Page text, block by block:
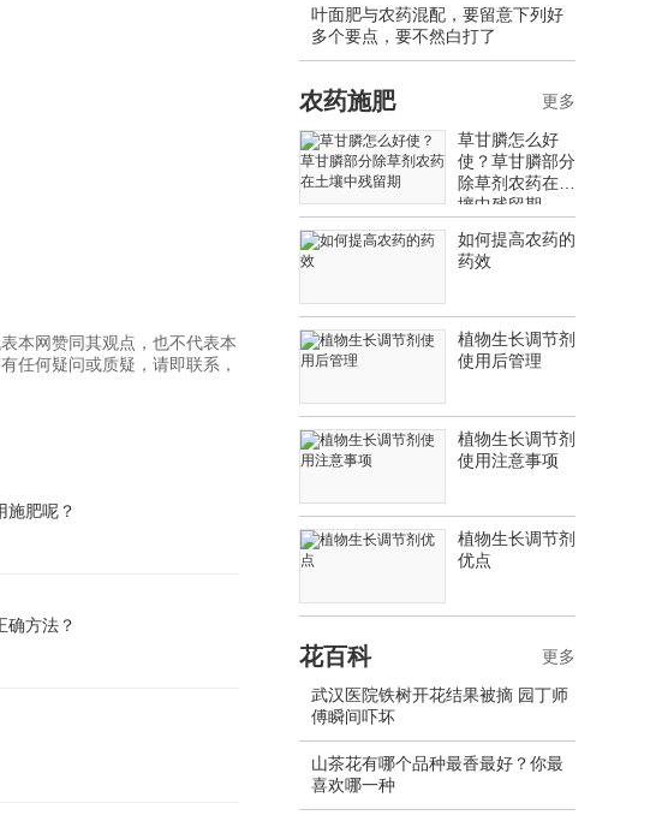
本网赞同其观点，也不代表本
任何疑问或质疑，请即联系，
施肥呢？
确方法？
叶面肥与农药混配，要留意下列好
多个要点，要不然白打了
农药施肥
草甘膦怎么好
使？草甘膦部分
除草剂农药在土
壤中残留期
如何提高农药的
药效
植物生长调节剂
使用后管理
植物生长调节剂
使用注意事项
植物生长调节剂
优点
更多
花百科
武汉医院铁树开花结果被摘 园丁师
傅瞬间吓坏
山茶花有哪个品种最香最好？你最
喜欢哪一种
更多